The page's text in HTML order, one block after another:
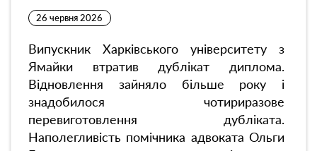
26 червня 2026
Випускник Харківського університету з
Ямайки втратив дублікат диплома.
Відновлення зайняло більше року і
знадобилося чотириразове
перевиготовлення дубліката.
Наполегливість помічника адвоката Ольги